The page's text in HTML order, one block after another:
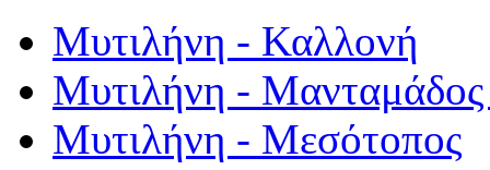
Μυτιλήνη - Καλλονή
Μυτιλήνη - Μανταμάδος
Μυτιλήνη - Μεσότοπος